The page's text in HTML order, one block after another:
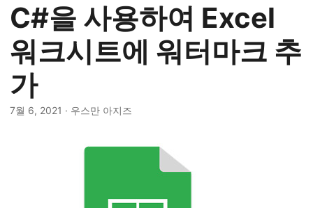
C#을 사용하여 Excel
워크시트에 워터마크 추
가
7월 6, 2021 · 우스만 아지즈